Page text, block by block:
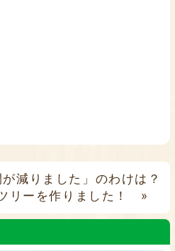
が減りました」のわけは？
リーを作りました！
»